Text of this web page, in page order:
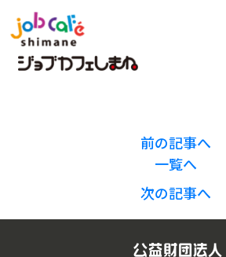
前の記事へ
一覧へ
次の記事へ